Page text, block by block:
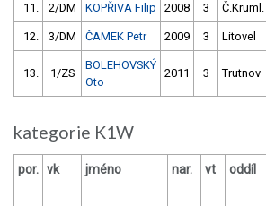
11. 2/DM KOPŘIVA Filip 2008 3 Č.Kruml.
12. 3/DM ČAMEK Petr 2009 3 Litovel
13. 1/ZS
BOLEHOVSKÝ
Oto
2011 3 Trutnov
kategorie K1W
por. vk jméno nar. vt oddíl